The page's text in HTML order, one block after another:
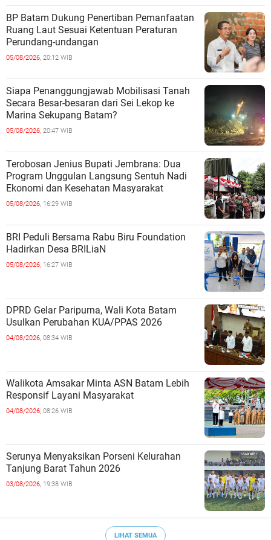
BP Batam Dukung Penertiban Pemanfaatan
Ruang Laut Sesuai Ketentuan Peraturan
Perundang-undangan
05/08/2026, 20:12 WIB
Siapa Penanggungjawab Mobilisasi Tanah
Secara Besar-besaran dari Sei Lekop ke
Marina Sekupang Batam?
05/08/2026, 20:47 WIB
Terobosan Jenius Bupati Jembrana: Dua
Program Unggulan Langsung Sentuh Nadi
Ekonomi dan Kesehatan Masyarakat
05/08/2026, 16:29 WIB
BRI Peduli Bersama Rabu Biru Foundation
Hadirkan Desa BRILiaN
05/08/2026, 16:27 WIB
DPRD Gelar Paripurna, Wali Kota Batam
Usulkan Perubahan KUA/PPAS 2026
04/08/2026, 08:34 WIB
Walikota Amsakar Minta ASN Batam Lebih
Responsif Layani Masyarakat
04/08/2026, 08:26 WIB
Serunya Menyaksikan Porseni Kelurahan
Tanjung Barat Tahun 2026
03/08/2026, 19:38 WIB
LIHAT SEMUA